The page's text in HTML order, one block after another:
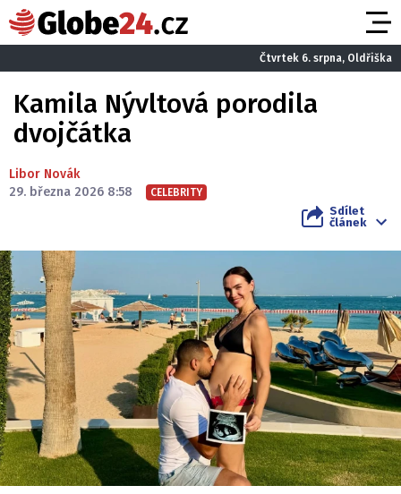
Čtvrtek 6. srpna, Oldřiška
Kamila Nývltová porodila
dvojčátka
Libor Novák
29. března 2026 8:58
CELEBRITY
Sdílet
článek